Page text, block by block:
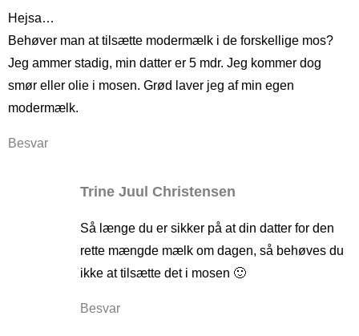
Hejsa…
Behøver man at tilsætte modermælk i de forskellige mos?
Jeg ammer stadig, min datter er 5 mdr. Jeg kommer dog
smør eller olie i mosen. Grød laver jeg af min egen
modermælk.
Besvar
Trine Juul Christensen
Så længe du er sikker på at din datter for den
rette mængde mælk om dagen, så behøves du
ikke at tilsætte det i mosen 🙂
Besvar